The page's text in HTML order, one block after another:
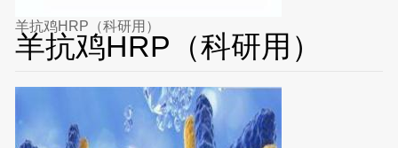
羊抗鸡HRP（科研用）
羊抗鸡HRP（科研用）